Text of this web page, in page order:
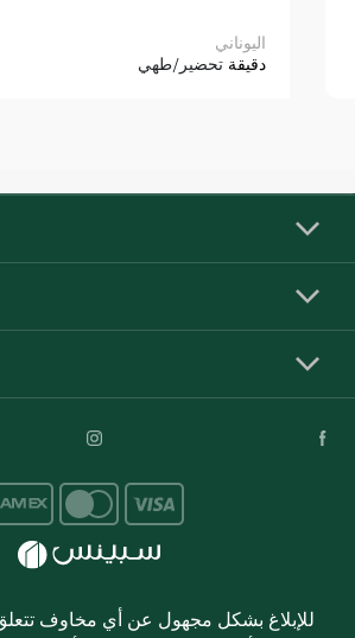
اليوناني
دقيقة تحضير/طهي
للإبلاغ بشكل مجهول عن أي مخاوف تتعلق